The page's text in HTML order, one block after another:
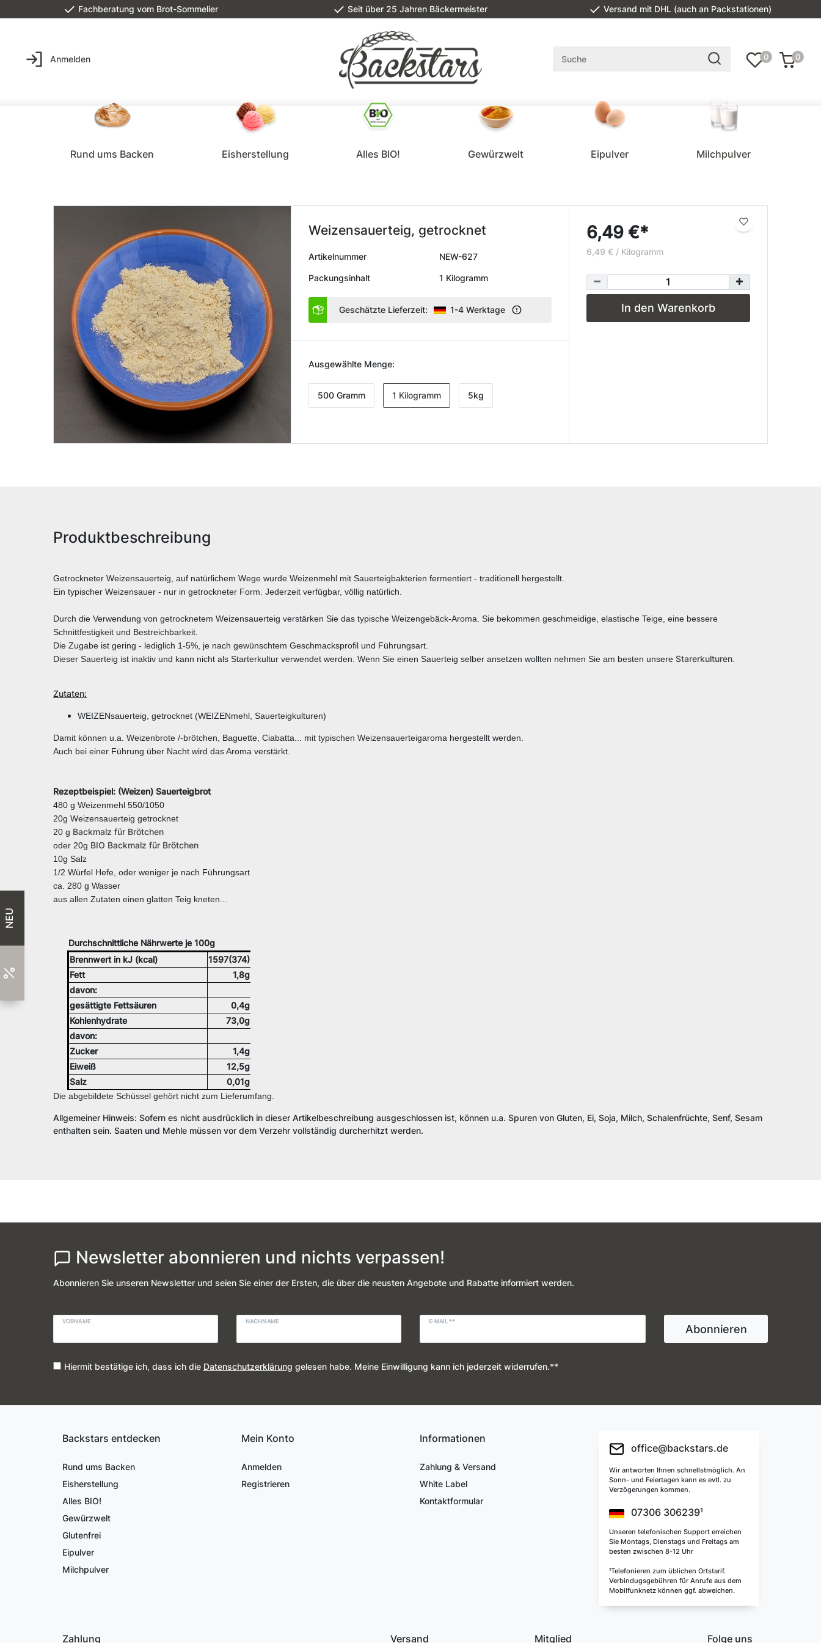
Fachberatung vom Brot-Sommelier Seit über 25 Jahren Bäckermeister Versand mit DHL (auch an Packstationen)
Anmelden 0 0
Rund ums Backen Eisherstellung Alles BIO! Gewürzwelt Eipulver Milchpulver
Weizensauerteig, getrocknet
Artikelnummer NEW-627
Packungsinhalt 1 Kilogramm
Geschätzte Lieferzeit: 1-4 Werktage
Ausgewählte Menge:
500 Gramm 1 Kilogramm 5kg
6,49 €*
6,49 € / Kilogramm
In den Warenkorb
Produktbeschreibung
Getrockneter Weizensauerteig, auf natürlichem Wege wurde Weizenmehl mit Sauerteigbakterien fermentiert - traditionell hergestellt.
Ein typischer Weizensauer - nur in getrockneter Form. Jederzeit verfügbar, völlig natürlich.
Durch die Verwendung von getrocknetem Weizensauerteig verstärken Sie das typische Weizengebäck-Aroma. Sie bekommen geschmeidige, elastische Teige, eine bessere
Schnittfestigkeit und Bestreichbarkeit.
Die Zugabe ist gering - lediglich 1-5%, je nach gewünschtem Geschmacksprofil und Führungsart.
Dieser Sauerteig ist inaktiv und kann nicht als Starterkultur verwendet werden. Wenn Sie einen Sauerteig selber ansetzen wollten nehmen Sie am besten unsere Starerkulturen
Zutaten:
WEIZENsauerteig, getrocknet (WEIZENmehl, Sauerteigkulturen)
Damit können u.a. Weizenbrote /-brötchen, Baguette, Ciabatta... mit typischen Weizensauerteigaroma hergestellt werden.
Auch bei einer Führung über Nacht wird das Aroma verstärkt.
Rezeptbeispiel: (Weizen) Sauerteigbrot
480 g Weizenmehl 550/1050
20g Weizensauerteig getrocknet
20 g Backmalz für Brötchen
oder 20g BIO Backmalz für Brötchen
10g Salz
1/2 Würfel Hefe, oder weniger je nach Führungsart
ca. 280 g Wasser
aus allen Zutaten einen glatten Teig kneten...
Durchschnittliche Nährwerte je 100g
Brennwert in kJ (kcal)
1597(374)
Fett
1,8g
davon:
gesättigte Fettsäuren
0,4g
Kohlenhydrate
73,0g
davon:
Zucker
1,4g
Eiweiß
12,5g
Salz
0,01g
Die abgebildete Schüssel gehört nicht zum Lieferumfang.
Allgemeiner Hinweis: Sofern es nicht ausdrücklich in dieser Artikelbeschreibung ausgeschlossen ist, können u.a. Spuren von Gluten, Ei, Soja, Milch, Schalenfrüchte, Senf, Sesam
enthalten sein. Saaten und Mehle müssen vor dem Verzehr vollständig durcherhitzt werden.
Newsletter abonnieren und nichts verpassen!
Abonnieren Sie unseren Newsletter und seien Sie einer der Ersten, die über die neusten Angebote und Rabatte informiert werden.
VORNAME NACHNAME E-MAIL **
Abonnieren
Hiermit bestätige ich, dass ich die Daten­schutz­erklärung gelesen habe. Meine Einwilligung kann ich jederzeit widerrufen.**
Backstars entdecken
Rund ums Backen
Eisherstellung
Alles BIO!
Gewürzwelt
Glutenfrei
Eipulver
Milchpulver
Mein Konto
Anmelden
Registrieren
Informationen
Zahlung & Versand
White Label
Kontaktformular
office@backstars.de
Wir antworten Ihnen schnellstmöglich. An
Sonn- und Feiertagen kann es evtl. zu
Verzögerungen kommen.
07306 306239¹
Unseren telefonischen Support erreichen
Sie Montags, Dienstags und Freitags am
besten zwischen 8-12 Uhr
¹Telefonieren zum üblichen Ortstarif.
Verbindugsgebühren für Anrufe aus dem
Mobilfunknetz können ggf. abweichen.
Zahlung Versand Mitglied Folge uns
NEU